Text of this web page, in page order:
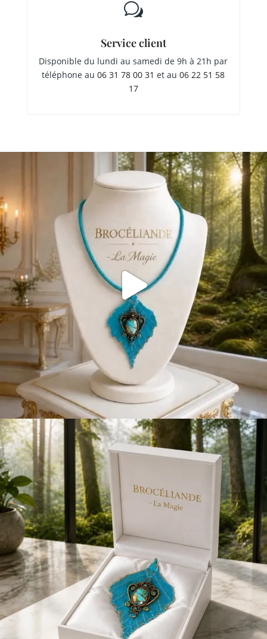
w
Service client
Disponible du lundi au samedi de 9h à 21h par
téléphone au06 31 78 00 31 et au06 22 51 58
17